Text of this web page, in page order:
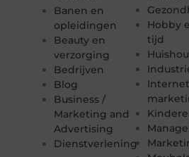
Banen en
opleidingen
Beauty en
verzorging
Bedrijven
Blog
Business /
Marketing and
Advertising
Dienstverlening
Hobby
tijd
Internet